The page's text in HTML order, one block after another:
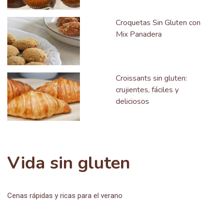
Croquetas Sin Gluten con
Mix Panadera
Croissants sin gluten:
crujientes, fáciles y
deliciosos
Vida sin gluten
Cenas rápidas y ricas para el verano